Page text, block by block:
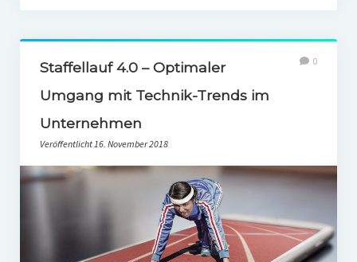
Staffellauf 4.0 – Optimaler
Umgang mit Technik-Trends im
Unternehmen
Veröffentlicht 16. November 2018
0